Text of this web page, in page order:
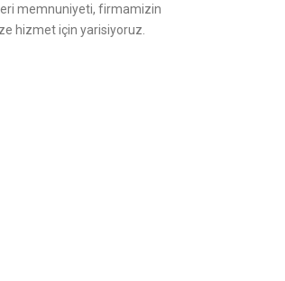
memnuniyeti, firmamizin
hizmet için yarisiyoruz.